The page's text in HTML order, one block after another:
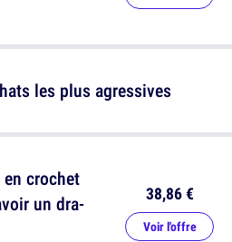
les plus agressives
en crochet
un dra-
38,86 €
Voir l'offre